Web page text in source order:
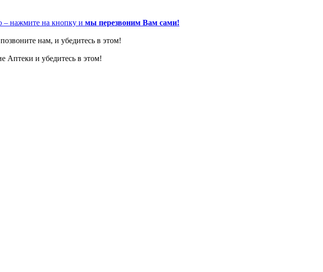
– нажмите на кнопку и мы перезвоним Вам сами!
нам, и убедитесь в этом!
Аптеки и убедитесь в этом!